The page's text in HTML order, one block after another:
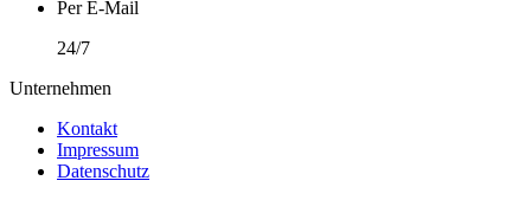
Per E-Mail
24/7
Unternehmen
Kontakt
Impressum
Datenschutz